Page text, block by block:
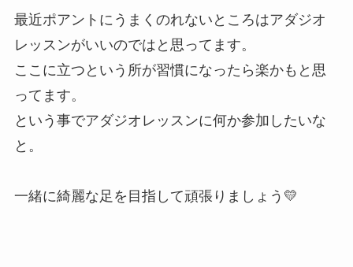
最近ポアントにうまくのれないところはアダジオ
レッスンがいいのではと思ってます。
ここに立つという所が習慣になったら楽かもと思
ってます。
という事でアダジオレッスンに何か参加したいな
と。
一緒に綺麗な足を目指して頑張りましょう💛